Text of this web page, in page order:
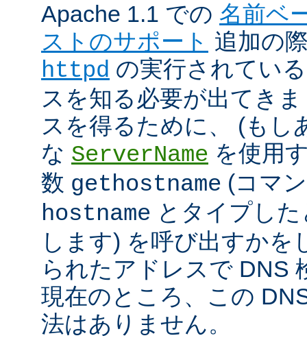
Apache 1.1 での 名前ベ
ストのサポート 追加の
httpd の実行されてい
スを知る必要が出てき
スを得るために、 (もし
な ServerName を使用
数 gethostname (コマ
hostname とタイプし
します) を呼び出すかを
られたアドレスで DNS
現在のところ、この
法はありません。